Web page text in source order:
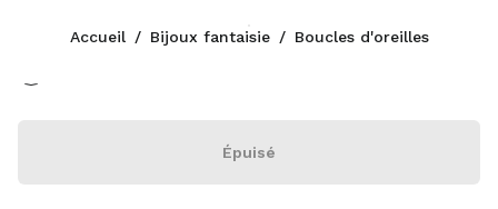
Couleur: Blanc
Épuisé
Accueil / Bijoux fantaisie / Boucles d'oreilles